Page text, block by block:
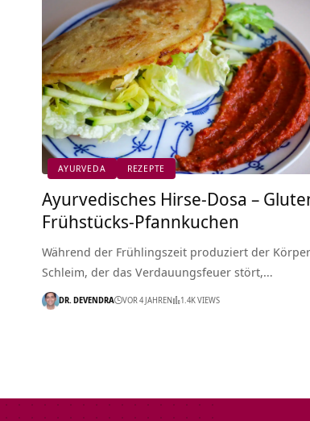
AYURVEDA REZEPTE
Ayurvedisches Hirse-Dosa –
Frühstücks-Pfannkuchen
Während der Frühlingszeit produziert der
Schleim, der das Verdauungsfeuer stört,…
DR. DEVENDRA VOR 4 JAHREN 1.4K VIEWS